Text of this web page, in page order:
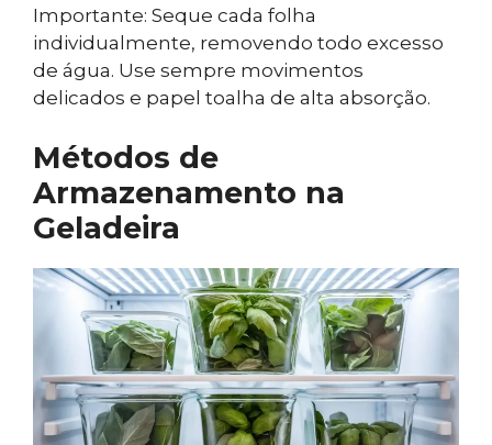
Importante: Seque cada folha
individualmente, removendo todo excesso
de água. Use sempre movimentos
delicados e papel toalha de alta absorção.
Métodos de
Armazenamento na
Geladeira